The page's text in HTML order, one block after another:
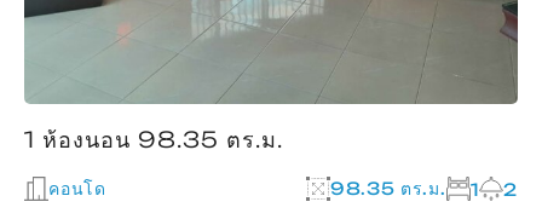
1 ห้องนอน 98.35 ตร.ม.
คอนโด 98.35 ตร.ม. 1 2